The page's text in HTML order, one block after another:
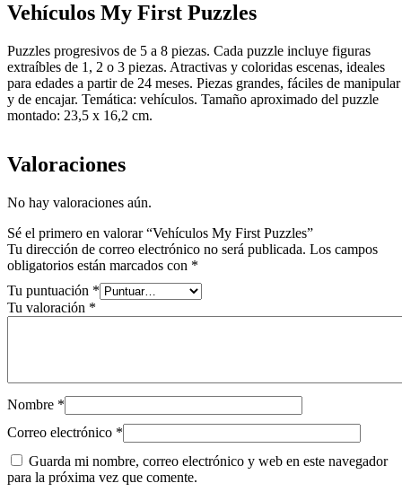
Vehículos My First Puzzles
Puzzles progresivos de 5 a 8 piezas. Cada puzzle incluye figuras
extraíbles de 1, 2 o 3 piezas. Atractivas y coloridas escenas, ideales
para edades a partir de 24 meses. Piezas grandes, fáciles de manipular
y de encajar. Temática: vehículos. Tamaño aproximado del puzzle
montado: 23,5 x 16,2 cm.
Valoraciones
No hay valoraciones aún.
Sé el primero en valorar “Vehículos My First Puzzles”
Tu dirección de correo electrónico no será publicada. Los campos
obligatorios están marcados con *
Tu puntuación *
Tu valoración *
Nombre *
Correo electrónico *
Guarda mi nombre, correo electrónico y web en este navegador
para la próxima vez que comente.